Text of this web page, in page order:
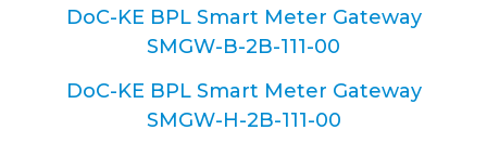
DoC-KE BPL Smart Meter Gateway
SMGW-B-2B-111-00
DoC-KE BPL Smart Meter Gateway
SMGW-H-2B-111-00